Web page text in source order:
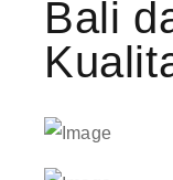
Bali